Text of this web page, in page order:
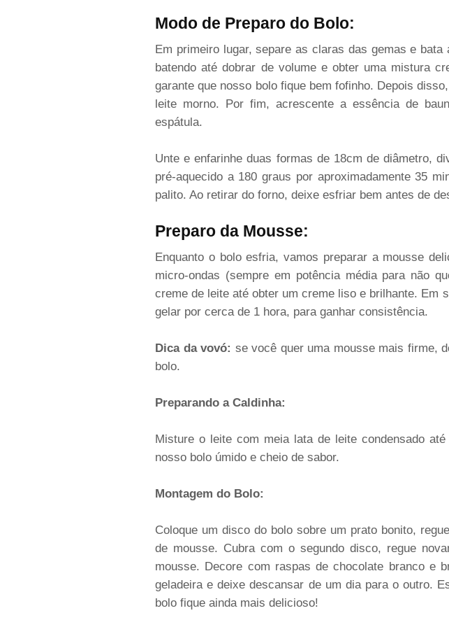
Modo de Preparo do Bolo:
Em primeiro lugar, separe as claras das gemas e
batendo até dobrar de volume e obter uma mistura
garante que nosso bolo fique bem fofinho. Depois
leite morno. Por fim, acrescente a essência de
espátula.
Unte e enfarinhe duas formas de 18cm de diâmetro,
pré-aquecido a 180 graus por aproximadamente 35
palito. Ao retirar do forno, deixe esfriar bem antes de
Preparo da Mousse:
Enquanto o bolo esfria, vamos preparar a mousse
micro-ondas (sempre em potência média para não
creme de leite até obter um creme liso e brilhante. Em
gelar por cerca de 1 hora, para ganhar consistência.
Dica da vovó: se você quer uma mousse mais firme,
bolo.
Preparando a Caldinha:
Misture o leite com meia lata de leite condensado
nosso bolo úmido e cheio de sabor.
Montagem do Bolo:
Coloque um disco do bolo sobre um prato bonito,
de mousse. Cubra com o segundo disco, regue
mousse. Decore com raspas de chocolate branco e
geladeira e deixe descansar de um dia para o outro.
bolo fique ainda mais delicioso!